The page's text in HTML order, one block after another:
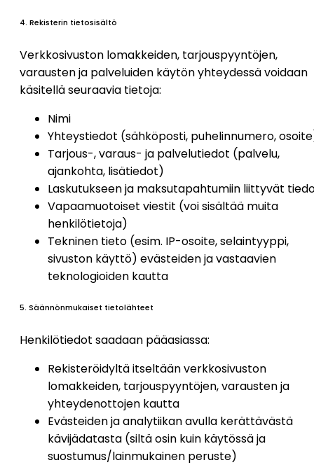
4. Rekisterin tietosisältö
Verkkosivuston lomakkeiden, tarjouspyyntöjen,
varausten ja palveluiden käytön yhteydessä voidaan
käsitellä seuraavia tietoja:
Nimi
Yhteystiedot (sähköposti, puhelinnumero,
Tarjous-, varaus- ja palvelutiedot (palvelu,
ajankohta, lisätiedot)
Laskutukseen ja maksutapahtumiin liittyvät
Vapaamuotoiset viestit (voi sisältää muita
henkilötietoja)
Tekninen tieto (esim. IP-osoite, selaintyyppi,
sivuston käyttö) evästeiden ja vastaavien
teknologioiden kautta
5. Säännönmukaiset tietolähteet
Henkilötiedot saadaan pääasiassa:
Rekisteröidyltä itseltään verkkosivuston
lomakkeiden, tarjouspyyntöjen, varausten ja
yhteydenottojen kautta
Evästeiden ja analytiikan avulla kerättävästä
kävijädatasta (siltä osin kuin käytössä ja
suostumus/lainmukainen peruste)